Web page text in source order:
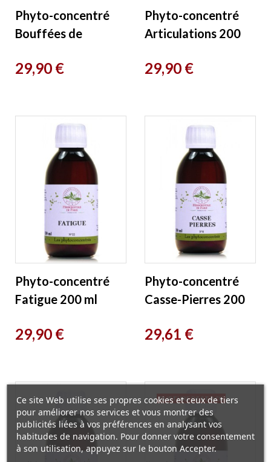
Phyto-concentré
Bouffées de
Herboristerie de
Prix
29,90 €
Phyto-concentré
Articulations 200
Paris
Prix
29,90 €
Phyto-concentré
Fatigue 200 ml
Paris
Prix
29,90 €
Phyto-concentré
Casse-Pierres 200
Paris
Prix
29,61 €
RUPTURE DE STOCK
Ce site Web utilise ses propres cookies et ceux de tiers
pour améliorer nos services et vous montrer des
publicités liées à vos préférences en analysant vos
habitudes de navigation. Pour donner votre consentement
à son utilisation, appuyez sur le bouton Accepter.